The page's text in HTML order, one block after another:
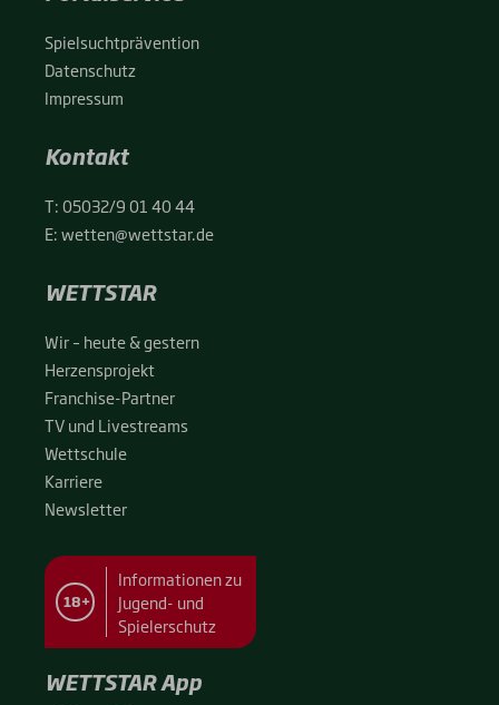
Spiel­sucht­prä­ven­ti­on
Daten­schutz
Impres­sum
Kontakt
T:05032/9 01 40 44
E:wetten@wettstar.de
WETTSTAR
Wir – heu­te & ges­tern
Her­zens­pro­jekt
Fran­chise-Par­t­­ner
TV und Live­streams
Wett­schu­le
Kar­rie­re
News­let­ter
18+
Informationen zu
Jugend- und
Spielerschutz
WETTSTAR App